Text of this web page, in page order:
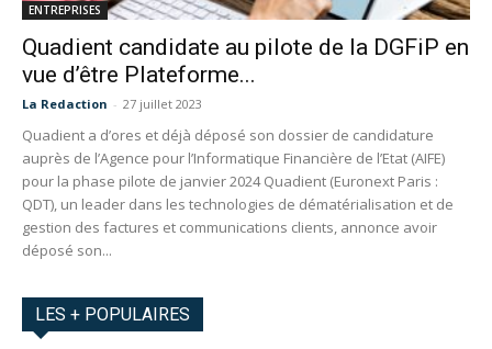
ENTREPRISES
Quadient candidate au pilote de la DGFiP en
vue d’être Plateforme...
La Redaction - 27 juillet 2023
Quadient a d’ores et déjà déposé son dossier de candidature
auprès de l’Agence pour l’Informatique Financière de l’Etat (AIFE)
pour la phase pilote de janvier 2024 Quadient (Euronext Paris :
QDT), un leader dans les technologies de dématérialisation et de
gestion des factures et communications clients, annonce avoir
déposé son...
LES + POPULAIRES